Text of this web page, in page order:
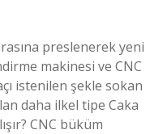
preslenerek yeni
makinesi ve CNC
istenilen şekle sokan
daha ilkel tipe Caka
CNC büküm